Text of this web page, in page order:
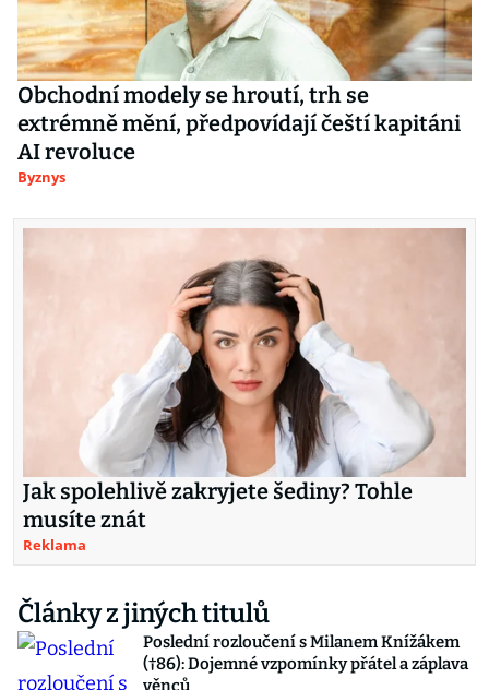
Obchodní modely se hroutí, trh se
extrémně mění, předpovídají čeští kapitáni
AI revoluce
Byznys
Jak spolehlivě zakryjete šediny? Tohle
musíte znát
Reklama
Články z jiných titulů
Poslední rozloučení s Milanem Knížákem
(†86): Dojemné vzpomínky přátel a záplava
věnců